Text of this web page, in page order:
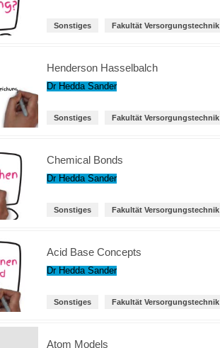
Sonstiges Fakultät Versorgungstechnik
Henderson Hasselbalch
Dr Hedda Sander
Sonstiges Fakultät Versorgungstechnik
Chemical Bonds
Dr Hedda Sander
Sonstiges Fakultät Versorgungstechnik
Acid Base Concepts
Dr Hedda Sander
Sonstiges Fakultät Versorgungstechnik
Atom Models